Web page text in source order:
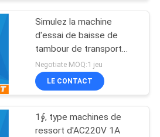
Simulez la machine
d'essai de baisse de
tambour de transport
pour des dommages de
essai avec le type de
ressort, 1.79kg/mm
Negotiate MOQ:1 jeu
LE CONTACT
1∮, type machines de
ressort d'AC220V 1A